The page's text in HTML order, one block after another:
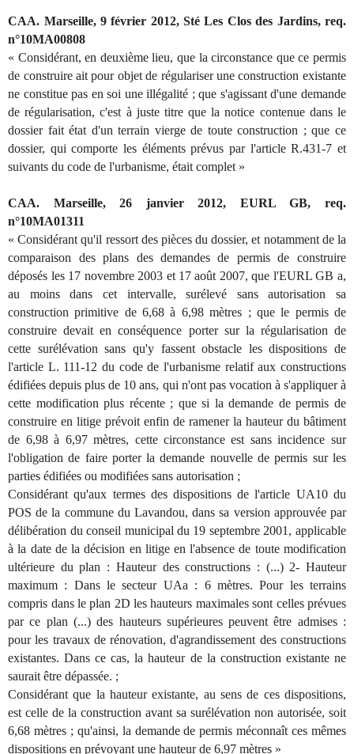
CAA. Marseille, 9 février 2012, Sté Les Clos des Jardins, req.
n°10MA00808
« Considérant, en deuxième lieu, que la circonstance que ce permis
de construire ait pour objet de régulariser une construction existante
ne constitue pas en soi une illégalité ; que s'agissant d'une demande
de régularisation, c'est à juste titre que la notice contenue dans le
dossier fait état d'un terrain vierge de toute construction ; que ce
dossier, qui comporte les éléments prévus par l'article R.431-7 et
suivants du code de l'urbanisme, était complet »
CAA. Marseille, 26 janvier 2012, EURL GB, req.
n°10MA01311
« Considérant qu'il ressort des pièces du dossier, et notamment de la
comparaison des plans des demandes de permis de construire
déposés les 17 novembre 2003 et 17 août 2007, que l'EURL GB a,
au moins dans cet intervalle, surélevé sans autorisation sa
construction primitive de 6,68 à 6,98 mètres ; que le permis de
construire devait en conséquence porter sur la régularisation de
cette surélévation sans qu'y fassent obstacle les dispositions de
l'article L. 111-12 du code de l'urbanisme relatif aux constructions
édifiées depuis plus de 10 ans, qui n'ont pas vocation à s'appliquer à
cette modification plus récente ; que si la demande de permis de
construire en litige prévoit enfin de ramener la hauteur du bâtiment
de 6,98 à 6,97 mètres, cette circonstance est sans incidence sur
l'obligation de faire porter la demande nouvelle de permis sur les
parties édifiées ou modifiées sans autorisation ;
Considérant qu'aux termes des dispositions de l'article UA10 du
POS de la commune du Lavandou, dans sa version approuvée par
délibération du conseil municipal du 19 septembre 2001, applicable
à la date de la décision en litige en l'absence de toute modification
ultérieure du plan : Hauteur des constructions : (...) 2- Hauteur
maximum : Dans le secteur UAa : 6 mètres. Pour les terrains
compris dans le plan 2D les hauteurs maximales sont celles prévues
par ce plan (...) des hauteurs supérieures peuvent être admises :
pour les travaux de rénovation, d'agrandissement des constructions
existantes. Dans ce cas, la hauteur de la construction existante ne
saurait être dépassée. ;
Considérant que la hauteur existante, au sens de ces dispositions,
est celle de la construction avant sa surélévation non autorisée, soit
6,68 mètres ; qu'ainsi, la demande de permis méconnaît ces mêmes
dispositions en prévoyant une hauteur de 6,97 mètres »